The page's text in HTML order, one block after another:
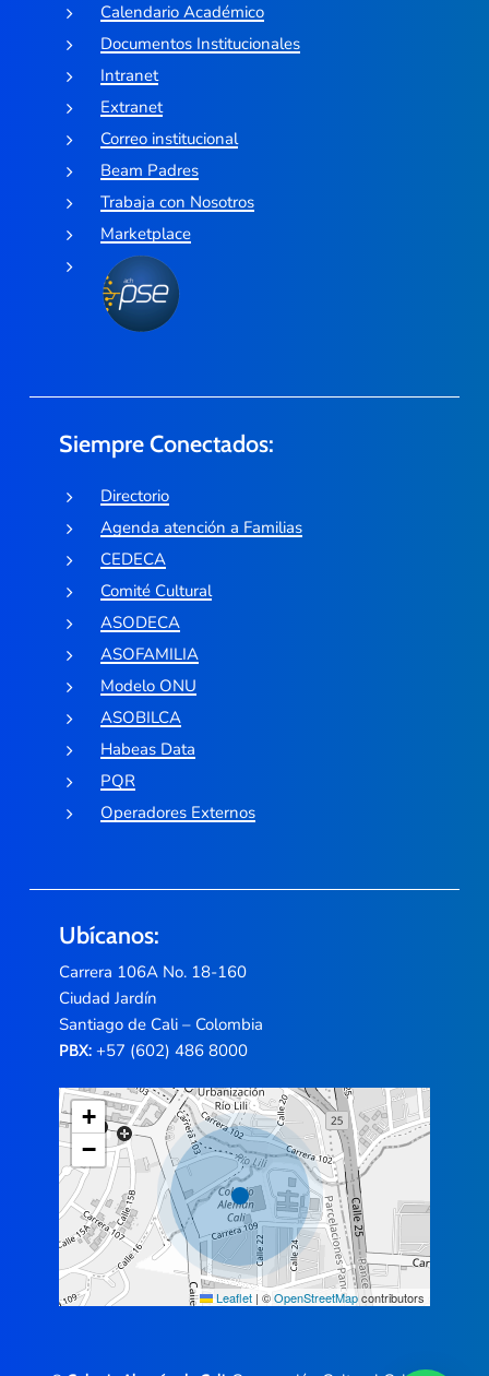
Calendario Académico
Documentos Institucionales
Intranet
Extranet
Correo institucional
Beam Padres
Trabaja con Nosotros
Marketplace
Siempre Conectados:
Directorio
Agenda atención a Familias
CEDECA
Comité Cultural
ASODECA
ASOFAMILIA
Modelo ONU
ASOBILCA
Habeas Data
PQR
Operadores Externos
Ubícanos:
Carrera 106A No. 18-160
Ciudad Jardín
Santiago de Cali – Colombia
PBX:+57 (602) 486 8000
+
−
Leaflet | ©OpenStreetMapcontributors